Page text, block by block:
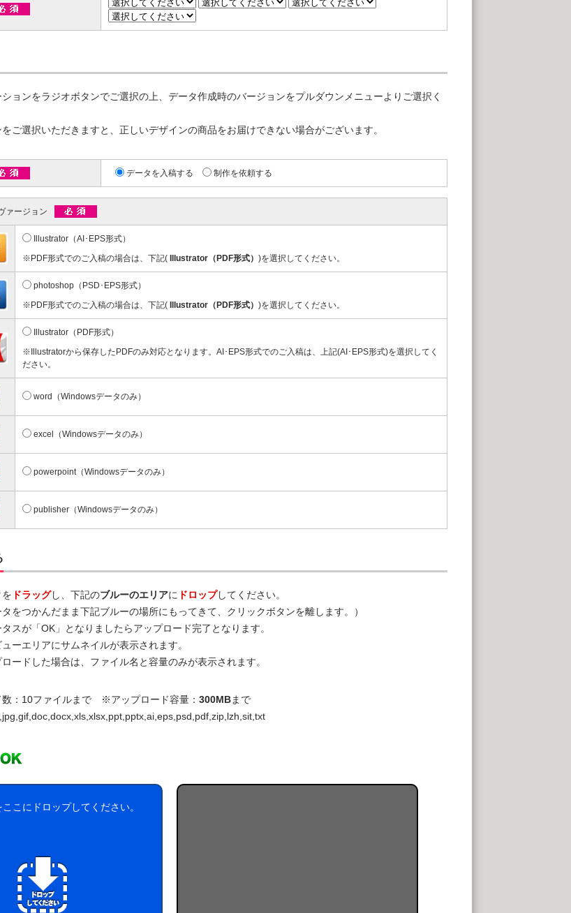
ョンをラジオボタンでご選択の上、データ作成時のバージョンをプルダウンメニューよりご選択く
ご選択いただきますと、正しいデザインの商品をお届けできない場合がございます。
データを入稿する 制作を依頼する
ァージョン
Illustrator（AI･EPS形式）
※PDF形式でのご入稿の場合は、下記(
Illustrator（PDF形式） )を選択してください。
photoshop（PSD･EPS形式）
※PDF形式でのご入稿の場合は、下記(
Illustrator（PDF形式） )を選択してください。
Illustrator（PDF形式）
※Illustratorから保存したPDFのみ対応となります。AI･EPS形式でのご入稿は、上記(AI･EPS形式)を選択してく
ださい。
word（Windowsデータのみ）
excel（Windowsデータのみ）
powerpoint（Windowsデータのみ）
publisher（Windowsデータのみ）
ドラッグし、下記のブルーのエリアに ドロップしてください。
タをつかんだまま下記ブルーの場所にもってきて、クリックボタンを離します。）
スが「OK」となりましたらアップロード完了となります。
ーエリアにサムネイルが表示されます。
ードした場合は、ファイル名と容量のみが表示されます。
：10ファイルまで ※アップロード容量： 300MBまで
こにドロップしてください。